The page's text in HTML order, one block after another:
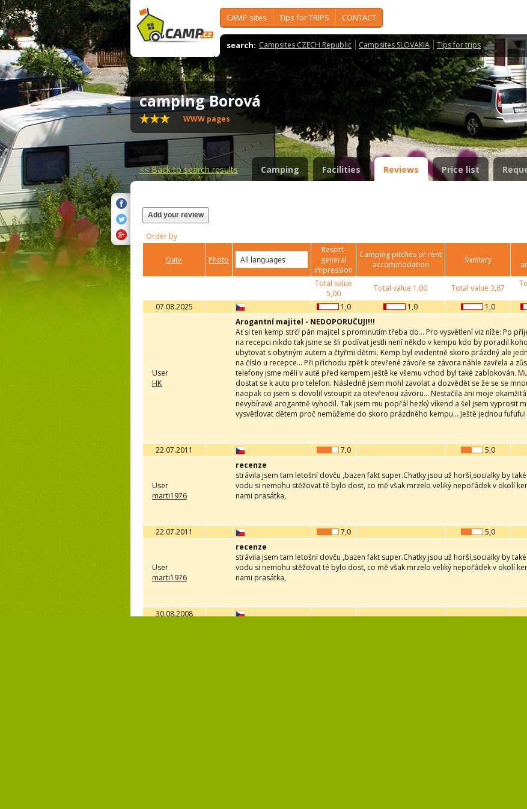
CAMP sites Tips for TRIPS CONTACT
search: Campsites CZECH Republic Campsites SLOVAKIA Tips for trips
camping Borová
WWW pages
<<Back to search results Camping Facilities Reviews Price list
Add your review
Order by
Date Photo
Resort-
general
impression
Camping pitches or rent
accommodation
Sanitary
Total value
5,00
Total value 1,00 Total value 3,67
07.08.2025
1,0 1,0 1,0
User
HK
Arogantní majitel - NEDOPORUČUJI!!!
Ať si ten kemp strčí pán majitel s prominutím třeba do... Pro vysvětlení viz níže: Po
na recepci nikdo tak jsme se šli podívat jestli není někdo v kempu kdo by poradil
ubytovat s obytným autem a čtyřmi dětmi. Kemp byl evidentně skoro prázdný ale
na číslo u recepce... Při příchodu zpět k otevřené závoře se závora náhle zavřela a
telefony jsme měli v autě před kempem ještě ke všemu vchod byl také zablokován.
dostat se k autu pro telefon. Následně jsem mohl zavolat a dozvědět se že se se
naopak co jsem si dovolil vstoupit za otevřenou závoru... Nestačila ani moje
nevybíravě arogantně vyhodil. Tak jsem mu popřál hezký víkend a šel jsem vyprosit
vysvětlovat dětem proč nemůžeme do skoro prázdného kempu... Ještě jednou fufufu!
22.07.2011
7,0 5,0
User
marti1976
recenze
strávila jsem tam letošní dovču ,bazen fakt super.Chatky jsou už horší,socialky by
vodu si nemohu stěžovat té bylo dost, co mě však mrzelo veliký nepořádek v okolí
nami prasátka,
22.07.2011
7,0 5,0
User
marti1976
recenze
strávila jsem tam letošní dovču ,bazen fakt super.Chatky jsou už horší,socialky by
vodu si nemohu stěžovat té bylo dost, co mě však mrzelo veliký nepořádek v okolí
nami prasátka,
30.08.2008